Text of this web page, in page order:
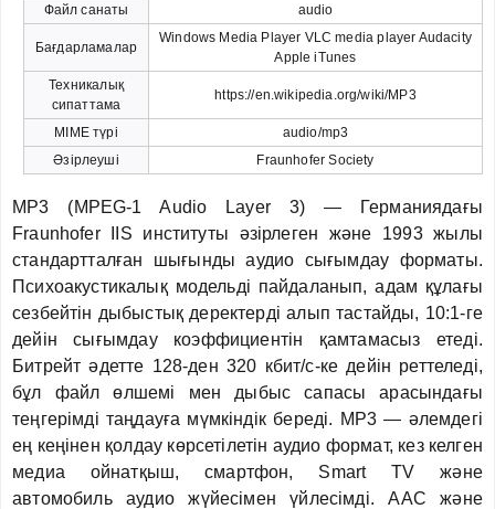
Файл санаты
audio
Бағдарламалар
Windows Media Player VLC media player Audacity
Apple iTunes
Техникалық
сипаттама
https://en.wikipedia.org/wiki/MP3
MIME түрі
audio/mp3
Әзірлеуші
Fraunhofer Society
MP3 (MPEG-1 Audio Layer 3) — Германиядағы
Fraunhofer IIS институты әзірлеген және 1993 жылы
стандартталған шығынды аудио сығымдау форматы.
Психоакустикалық модельді пайдаланып, адам құлағы
сезбейтін дыбыстық деректерді алып тастайды, 10:1-ге
дейін сығымдау коэффициентін қамтамасыз етеді.
Битрейт әдетте 128-ден 320 кбит/с-ке дейін реттеледі,
бұл файл өлшемі мен дыбыс сапасы арасындағы
теңгерімді таңдауға мүмкіндік береді. MP3 — әлемдегі
ең кеңінен қолдау көрсетілетін аудио формат, кез келген
медиа ойнатқыш, смартфон, Smart TV және
автомобиль аудио жүйесімен үйлесімді. AAC және